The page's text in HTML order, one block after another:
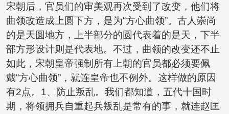
宋朝后，官员们的审美观再次受到了改变，他们将
曲领改造成上圆下方，是为“方心曲领”。古人崇尚
的是天圆地方，上半部分的圆代表着的是天，下半
部方形设计则是代表地。不过，曲领的改变还不止
如此，宋朝皇帝强制所有上朝的官员都必须要佩
戴“方心曲领”，就连皇帝也不例外。这样做的原因
有2点。1、防止叛乱。我们都知道，五代十国时
期，将领拥兵自重起兵叛乱是常有的事，就连赵匡